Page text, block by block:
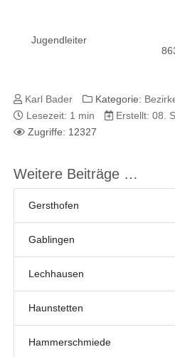
Jugendleiter
Karl Bader Kategorie:
Lesezeit: 1 min
Erstellt: 08.
Zugriffe: 12327
Weitere Beiträge …
Gersthofen
Gablingen
Lechhausen
Haunstetten
Hammerschmiede